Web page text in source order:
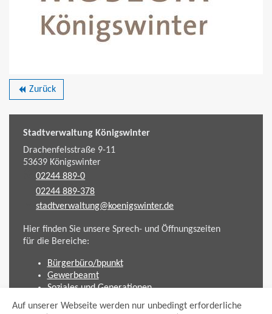
Auf unserer Webseite werden nur unbedingt erforderliche
backward Zurück
Stadtverwaltung Königswinter
Drachenfelsstraße 9-11
53639Königswinter
02244 889-0
02244 889-378
stadtverwaltung@koenigswinter.de
Hier finden Sie unsere Sprech- und Öffnungszeiten
für die Bereiche:
Bürgerbüro/bpunkt
Gewerbeamt
Soziales und Generationen
Standesamt